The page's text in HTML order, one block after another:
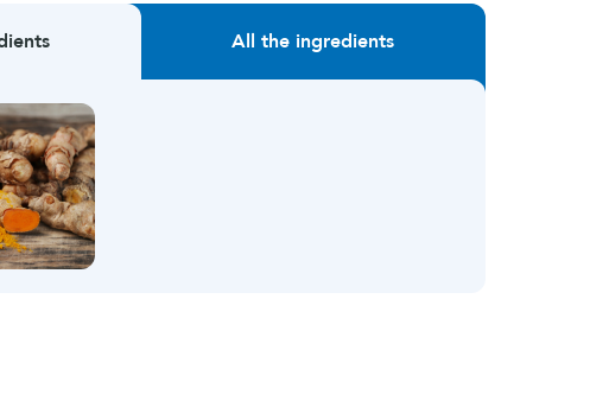
All the ingredients